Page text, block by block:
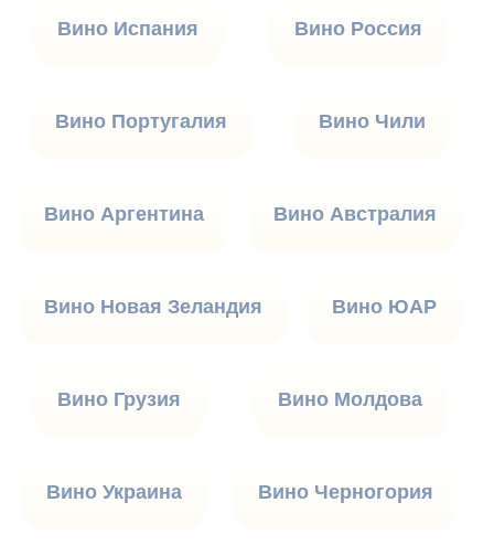
Вино Испания Вино Россия
Вино Португалия Вино Чили
Вино Аргентина Вино Австралия
Вино Новая Зеландия Вино ЮАР
Вино Грузия Вино Молдова
Вино Украина Вино Черногория